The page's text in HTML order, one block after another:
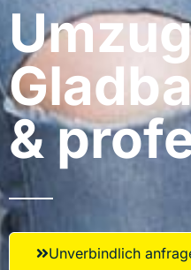
&
Unverbindlich